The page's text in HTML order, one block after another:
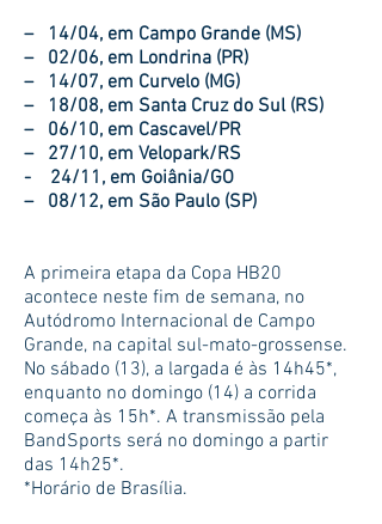
– 14/04, em Campo Grande (MS)
– 02/06, em Londrina (PR)
– 14/07, em Curvelo (MG)
– 18/08, em Santa Cruz do Sul (RS)
– 06/10, em Cascavel/PR
– 27/10, em Velopark/RS
- 24/11, em Goiânia/GO
– 08/12, em São Paulo (SP)
A primeira etapa da Copa HB20
acontece neste fim de semana, no
Autódromo Internacional de Campo
Grande, na capital sul-mato-grossense.
No sábado (13), a largada é às 14h45*,
enquanto no domingo (14) a corrida
começa às 15h*. A transmissão pela
BandSports será no domingo a partir
das 14h25*.
*Horário de Brasília.